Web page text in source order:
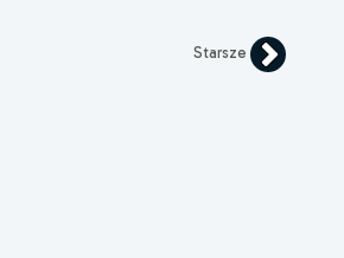
Starsze